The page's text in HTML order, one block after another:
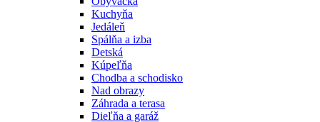
Kuchyňa
Jedáleň
Spálňa a izba
Detská
Kúpeľňa
Chodba a schodisko
Nad obrazy
Záhrada a terasa
Dieľňa a garáž